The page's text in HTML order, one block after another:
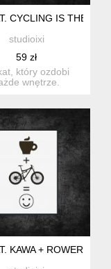
FORMAT A3
CYCLING IS THE
studioixi
59 zł
który ozdobi
wnętrze.
KAWA + ROWER = :),